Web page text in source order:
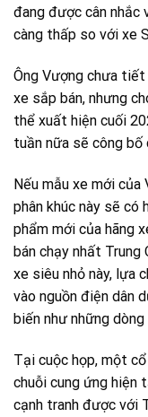
đang được cân nhắc
càng thấp so với xe
Ông Vượng chưa
xe sắp bán, nhưng
thể xuất hiện cuối
tuần nữa sẽ công bố
Nếu mẫu xe mới
phân khúc này sẽ có
phẩm mới của hãng
bán chạy nhất Trung
xe siêu nhỏ này, lựa
vào nguồn điện dân
biến như những dòng
Tại cuộc họp, một
chuỗi cung ứng hiện
cạnh tranh được với